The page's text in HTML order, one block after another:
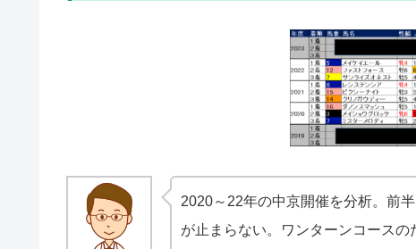
2020～22年の中京開催を分析。前
が止まらない。ワンターンコース